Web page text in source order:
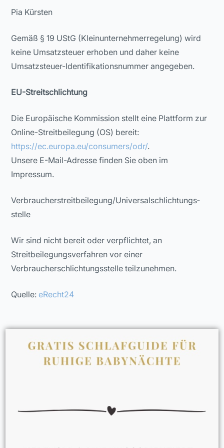
Pia Kürsten
Gemäß § 19 UStG (Kleinunternehmerregelung) wird
keine Umsatzsteuer erhoben und daher keine
Umsatzsteuer-Identifikationsnummer angegeben.
EU-Streitschlichtung
Die Europäische Kommission stellt eine Plattform zur
Online-Streitbeilegung (OS) bereit:
https://ec.europa.eu/consumers/odr/.
Unsere E-Mail-Adresse finden Sie oben im
Impressum.
Verbraucher­streit­beilegung/Universal­schlichtungs­
stelle
Wir sind nicht bereit oder verpflichtet, an
Streitbeilegungsverfahren vor einer
Verbraucherschlichtungsstelle teilzunehmen.
Quelle:eRecht24